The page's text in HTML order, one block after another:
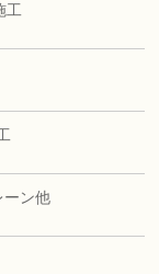
工
ーン他